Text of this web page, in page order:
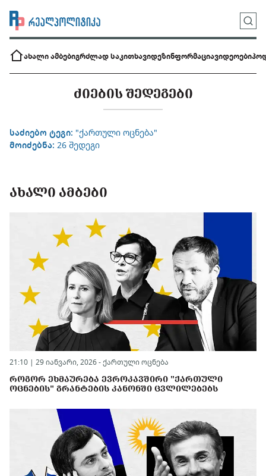
ახალი ამბებიგრძლად საკითხავიდეზინფორმაციავიდეოები
ᲫᲘᲔᲑᲘᲡ ᲨᲔᲓᲔᲒᲔᲑᲘ
საძიებო ტეგი: "ქართული ოცნება"
მოიძებნა: 26 შედეგი
ᲐᲮᲐᲚᲘ ᲐᲛᲑᲔᲑᲘ
21:10 | 29 იანვარი, 2026 - ქართული ოცნება
ᲠᲝᲒᲝᲠ ᲔᲮᲛᲐᲣᲠᲔᲑᲐ ᲔᲕᲠᲝᲙᲐᲕᲨᲘᲠᲘ "ᲥᲐᲠᲗᲣᲚᲘ
ᲝᲪᲜᲔᲑᲘᲡ" ᲒᲠᲐᲜᲢᲔᲑᲘᲡ ᲙᲐᲜᲝᲜᲨᲘ ᲪᲕᲚᲘᲚᲔᲑᲔᲑᲡ